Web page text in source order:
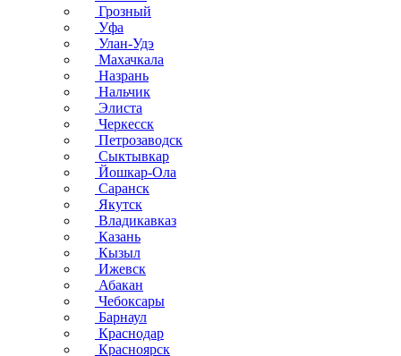
Грозный
Уфа
Улан-Удэ
Махачкала
Назрань
Нальчик
Элиста
Черкесск
Петрозаводск
Сыктывкар
Йошкар-Ола
Саранск
Якутск
Владикавказ
Казань
Кызыл
Ижевск
Абакан
Чебоксары
Барнаул
Краснодар
Красноярск